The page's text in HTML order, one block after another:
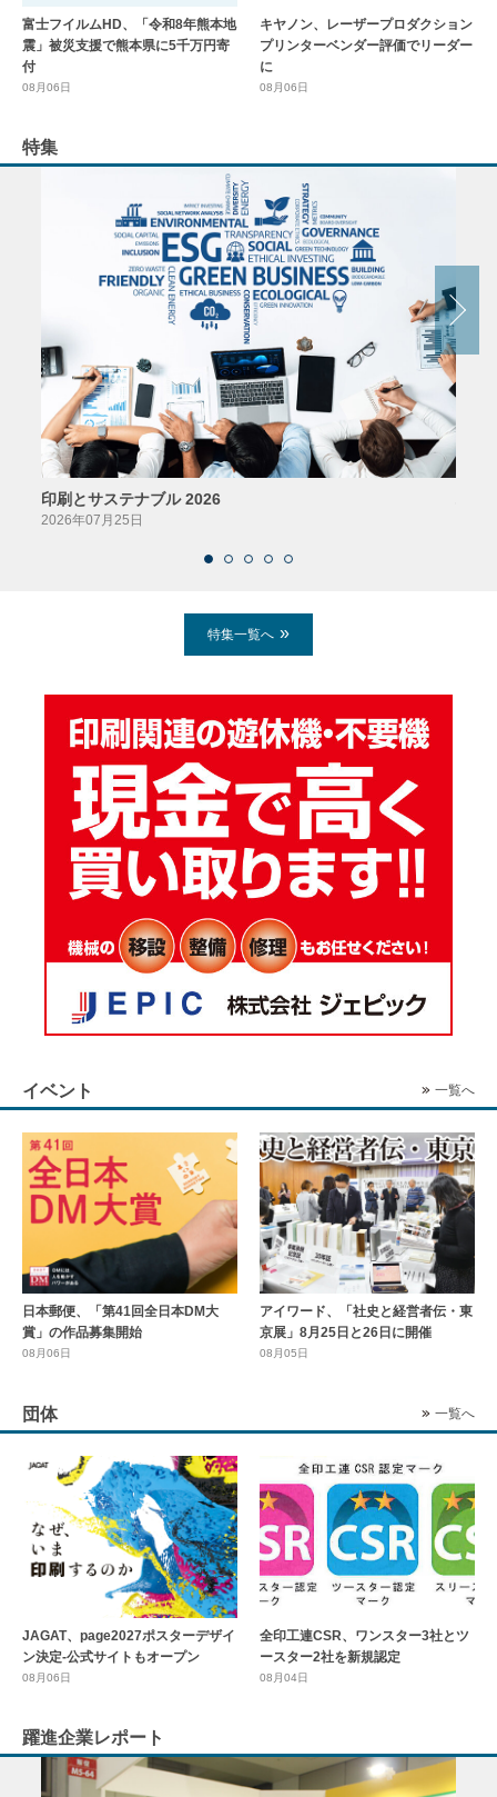
富士フイルムHD、「令和8年熊本地
震」被災支援で熊本県に5千万円寄
付
08月06日
キヤノン、レーザープロダクション
プリンターベンダー評価でリーダー
に
08月06日
特集
印刷とサステナブル 2026
2026年07月25日
特集一覧へ
イベント 一覧へ
日本郵便、「第41回全日本DM大
賞」の作品募集開始
08月06日
アイワード、「社史と経営者伝・東
京展」8月25日と26日に開催
08月05日
団体 一覧へ
JAGAT、page2027ポスターデザイ
ン決定-公式サイトもオープン
08月06日
全印工連CSR、ワンスター3社とツ
ースター2社を新規認定
08月04日
躍進企業レポート